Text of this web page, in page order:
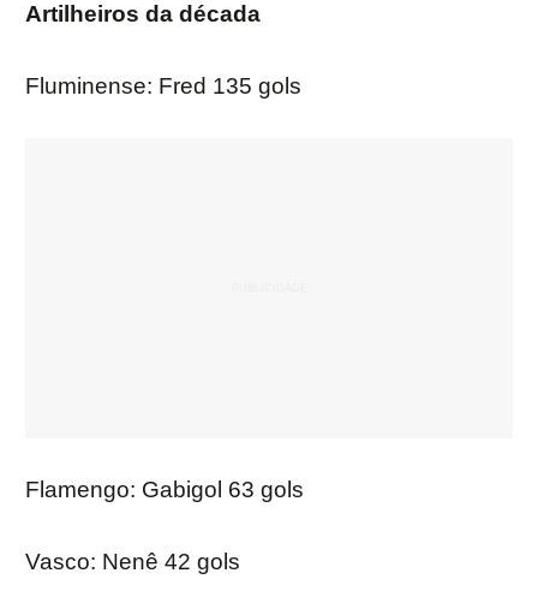
Artilheiros da década
Fluminense: Fred 135 gols
Flamengo: Gabigol 63 gols
Vasco: Nenê 42 gols